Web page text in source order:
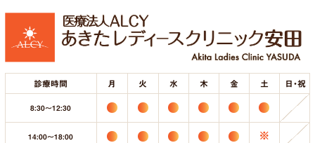
診療時間 月 火 水 木 金 土 日・祝
8:30〜12:30
14:00〜18:00 ※